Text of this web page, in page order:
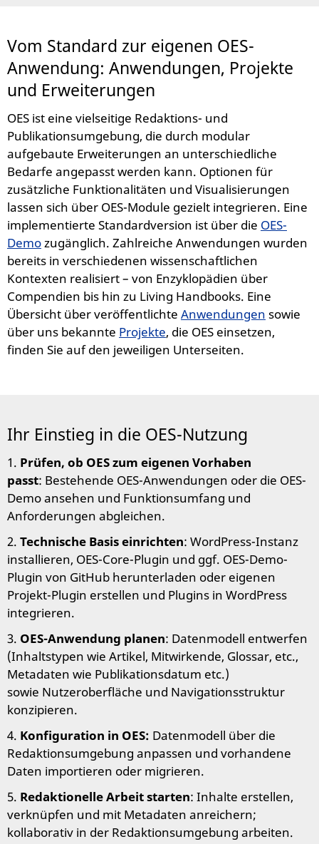
Vom Standard zur eigenen OES-
Anwendung: Anwendungen, Projekte
und Erweiterungen
OES ist eine vielseitige Redaktions- und
Publikationsumgebung, die durch modular
aufgebaute Erweiterungen an unterschiedliche
Bedarfe angepasst werden kann. Optionen für
zusätzliche Funktionalitäten und Visualisierungen
lassen sich über OES-Module gezielt integrieren. Eine
implementierte Standardversion ist über die OES-
Demo zugänglich. Zahlreiche Anwendungen wurden
bereits in verschiedenen wissenschaftlichen
Kontexten realisiert – von Enzyklopädien über
Compendien bis hin zu Living Handbooks. Eine
Übersicht über veröffentlichte Anwendungen sowie
über uns bekannte Projekte, die OES einsetzen,
finden Sie auf den jeweiligen Unterseiten.
Ihr Einstieg in die OES-Nutzung
1. Prüfen, ob OES zum eigenen Vorhaben
passt: Bestehende OES-Anwendungen oder die OES-
Demo ansehen und Funktionsumfang und
Anforderungen abgleichen.
2. Technische Basis einrichten: WordPress-Instanz
installieren, OES-Core-Plugin und ggf. OES-Demo-
Plugin von GitHub herunterladen oder eigenen
Projekt-Plugin erstellen und Plugins in WordPress
integrieren.
3. OES-Anwendung planen: Datenmodell entwerfen
(Inhaltstypen wie Artikel, Mitwirkende, Glossar, etc.,
Metadaten wie Publikationsdatum etc.)
sowie Nutzeroberfläche und Navigationsstruktur
konzipieren.
4. Konfiguration in OES: Datenmodell über die
Redaktionsumgebung anpassen und vorhandene
Daten importieren oder migrieren.
5. Redaktionelle Arbeit starten: Inhalte erstellen,
verknüpfen und mit Metadaten anreichern;
kollaborativ in der Redaktionsumgebung arbeiten.